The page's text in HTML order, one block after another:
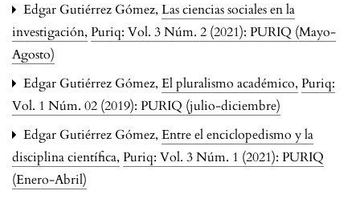
Edgar Gutiérrez Gómez, Las ciencias sociales en la
investigación, Puriq: Vol. 3 Núm. 2 (2021): PURIQ (Mayo-
Agosto)
Edgar Gutiérrez Gómez, El pluralismo académico, Puriq:
Vol. 1 Núm. 02 (2019): PURIQ (julio-diciembre)
Edgar Gutiérrez Gómez, Entre el enciclopedismo y la
disciplina científica, Puriq: Vol. 3 Núm. 1 (2021): PURIQ
(Enero-Abril)